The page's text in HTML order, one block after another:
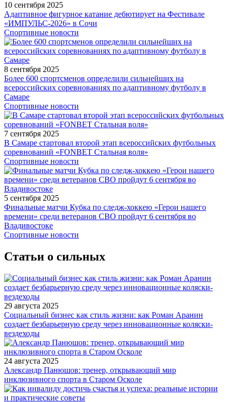
10 сентября 2025
Адаптивное фигурное катание дебютирует на Фестивале
«ИМПУЛЬС-2026» в Сочи
Спортивные новости
8 сентября 2025
Более 600 спортсменов определили сильнейших на
всероссийских соревнованиях по адаптивному футболу в
Самаре
Спортивные новости
7 сентября 2025
В Самаре стартовал второй этап всероссийских футбольных
соревнований «FONBET Стальная воля»
Спортивные новости
5 сентября 2025
Финальные матчи Кубка по следж-хоккею «Герои нашего
времени» среди ветеранов СВО пройдут 6 сентября во
Владивостоке
Спортивные новости
Статьи о сильных
29 августа 2025
Социальный бизнес как стиль жизни: как Роман Аранин
создает безбарьерную среду через инновационные коляски-
вездеходы
24 августа 2025
Александр Панюшов: тренер, открывающий мир
инклюзивного спорта в Старом Осколе